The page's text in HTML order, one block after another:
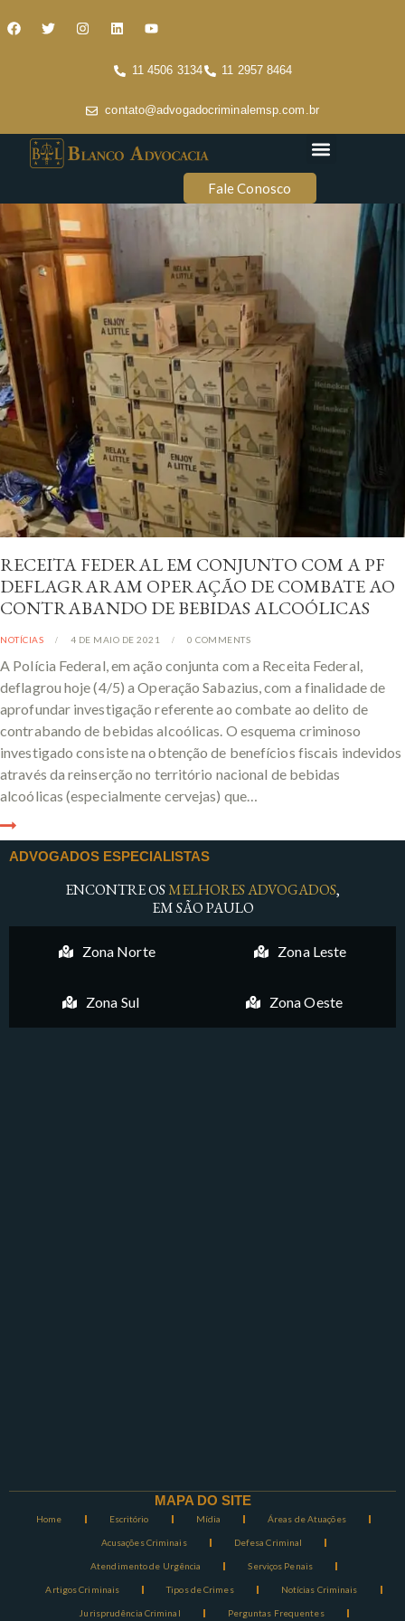
11 4506 3134 11 2957 8464
contato@advogadocriminalemsp.com.br
Fale Conosco
RECEITA FEDERAL EM CONJUNTO COM A PF
DEFLAGRARAM OPERAÇÃO DE COMBATE AO
CONTRABANDO DE BEBIDAS ALCOÓLICAS
NOTÍCIAS 4 DE MAIO DE 2021 0 COMMENTS
A Polícia Federal, em ação conjunta com a Receita Federal,
deflagrou hoje (4/5) a Operação Sabazius, com a finalidade de
aprofundar investigação referente ao combate ao delito de
contrabando de bebidas alcoólicas. O esquema criminoso
investigado consiste na obtenção de benefícios fiscais indevidos
através da reinserção no território nacional de bebidas
alcoólicas (especialmente cervejas) que…
ADVOGADOS ESPECIALISTAS
ENCONTRE OSMELHORES ADVOGADOS,
EM SÃO PAULO
Zona Norte Zona Leste
Zona Sul Zona Oeste
MAPA DO SITE
Home Escritório Mídia Áreas de Atuações
Acusações Criminais Defesa Criminal
Atendimento de Urgência Serviços Penais
Artigos Criminais Tipos de Crimes Notícias Criminais
Jurisprudência Criminal Perguntas Frequentes